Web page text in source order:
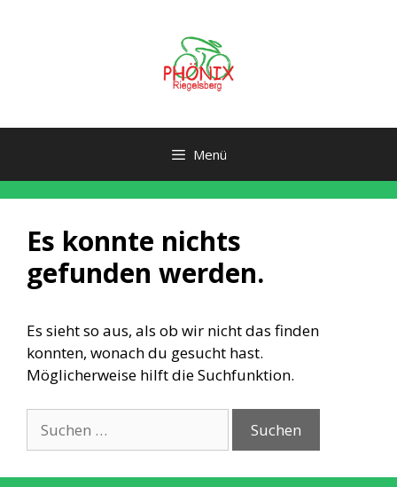
Menü
Es konnte nichts
gefunden werden.
Es sieht so aus, als ob wir nicht das finden
konnten, wonach du gesucht hast.
Möglicherweise hilft die Suchfunktion.
nach: